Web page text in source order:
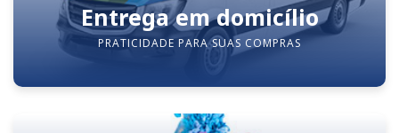
Entrega em domicílio
PRATICIDADE PARA SUAS COMPRAS